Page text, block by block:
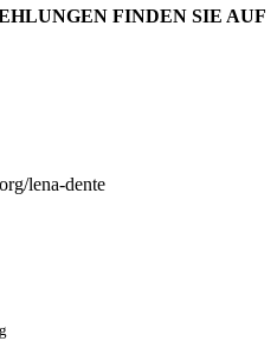
FINDEN SIE AUF
lena-dente